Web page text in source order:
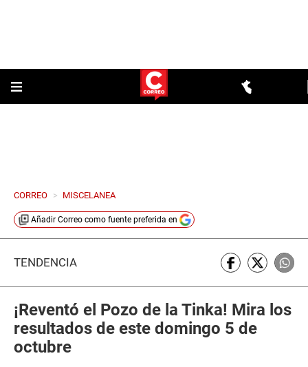
CORREO > MISCELANEA
Añadir Correo como fuente preferida en
TENDENCIA
¡Reventó el Pozo de la Tinka! Mira los
resultados de este domingo 5 de
octubre